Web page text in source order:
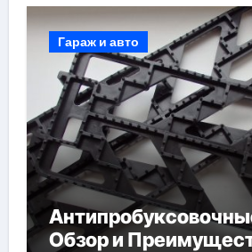
Гараж и авто
Обзор и